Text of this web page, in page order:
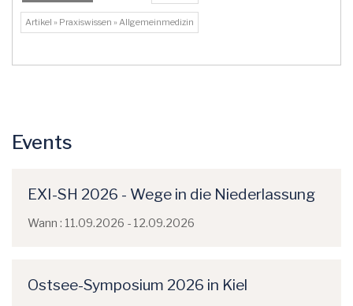
Artikel » Praxiswissen » Allgemeinmedizin
Events
EXI-SH 2026 - Wege in die Niederlassung
Wann : 11.09.2026 - 12.09.2026
Ostsee-Symposium 2026 in Kiel